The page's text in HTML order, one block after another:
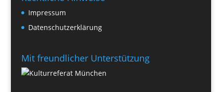
Impressum
Datenschutzerklärung
Mit freundlicher Unterstützung